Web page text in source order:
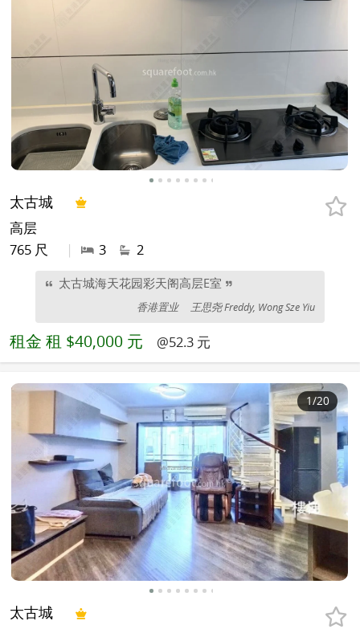
太古城
高层
765 尺
| 3 2
太古城海天花园彩天阁高层E室
香港置业 王思尧 Freddy, Wong Sze Yiu
租金 租 $40,000 元 @52.3 元
1/20
太古城